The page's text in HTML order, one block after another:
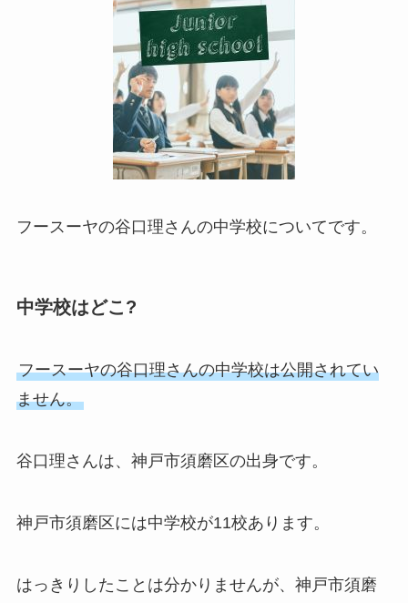
フースーヤの谷口理さんの中学校についてです。
中学校はどこ?
フースーヤの谷口理さんの中学校は公開されてい
ません。
谷口理さんは、神戸市須磨区の出身です。
神戸市須磨区には中学校が11校あります。
はっきりしたことは分かりませんが、神戸市須磨